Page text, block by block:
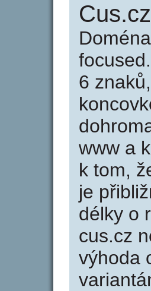
Cus.cz
6
www a
k tom,
je
délky o
cus.cz
výhoda